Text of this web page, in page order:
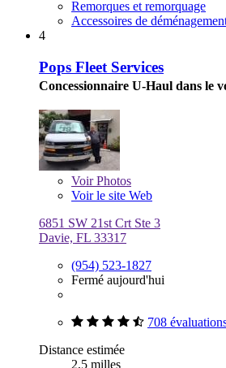
Remorques et remorquage
Accessoires de
4
Pops Fleet Services
Concessionnaire U-Haul dans le
VoirPhotos
Voir le site Web
6851 SW 21st Crt Ste 3
Davie, FL 33317
(954) 523-1827
Fermé aujourd'hui
708
Distance estimée
2,5 milles